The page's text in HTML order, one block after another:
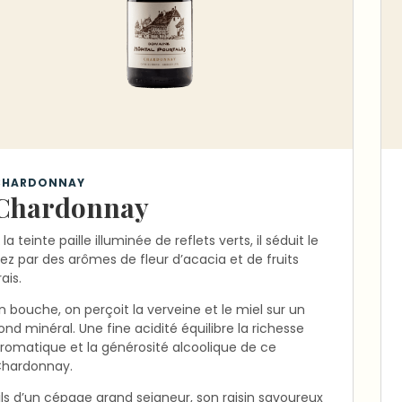
la teinte paille illuminée de reflets verts, il séduit le
par des arômes de fleur d’acacia et de fruits
bouche, on perçoit la verveine et le miel sur un
minéral. Une fine acidité équilibre la richesse
et la générosité alcoolique de ce
d’un cépage grand seigneur, son raisin savoureux